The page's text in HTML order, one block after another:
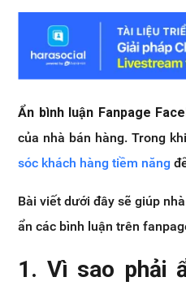
Ẩn bình luận Fanpage
của nhà bán hàng. Trong
sóc khách hàng tiềm năng
Bài viết dưới đây sẽ giúp
ẩn các bình luận trên
1. Vì sao phải